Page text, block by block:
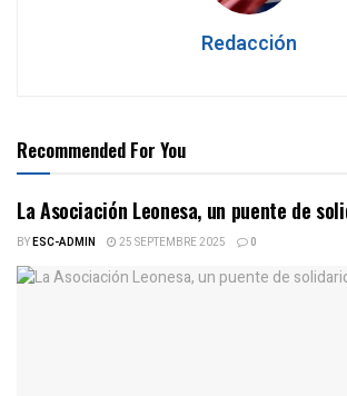
Redacción
Recommended For You
La Asociación Leonesa, un puente de
BYESC-ADMIN 25 SEPTEMBRE 2025 0